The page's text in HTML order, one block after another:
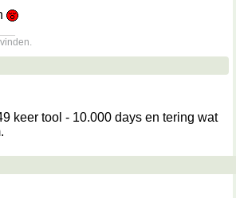
keer tool - 10.000 days en tering wat